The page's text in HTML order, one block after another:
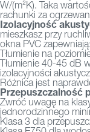
W/(m²K). Taka
rachunki za
Izolacyjność
mieszkasz przy
okna PVC zapewniają:
Tłumienie na
Tłumienie 40-45 dB
izolacyjności
Różnica jest
Przepuszczalność
Zwróć uwagę na
jednorodzinnego
Klasa 3 dla